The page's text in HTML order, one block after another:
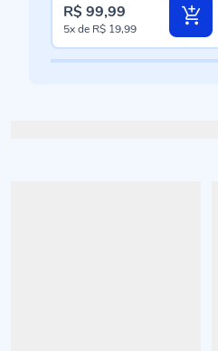
R$ 99,99
5xde R$ 19,99